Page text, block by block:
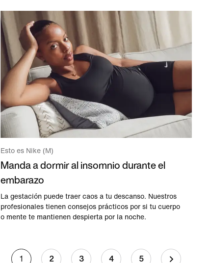
Esto es Nike (M)
Manda a dormir al insomnio durante el
embarazo
La gestación puede traer caos a tu descanso. Nuestros
profesionales tienen consejos prácticos por si tu cuerpo
o mente te mantienen despierta por la noche.
1 2 3 4 5